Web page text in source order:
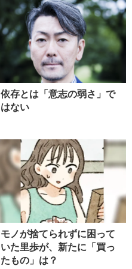
依存とは「意志の弱さ」で
はない
モノが捨てられずに困って
いた里歩が、新たに「買っ
たもの」は？